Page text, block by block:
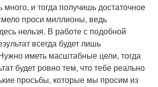
и тогда получишь достаточное
проси миллионы, ведь
нельзя. В работе с подобной
всегда будет лишь
иметь масштабные цели, тогда
будет ровно тем, что тебе реально
просьбы, которые мы просим из